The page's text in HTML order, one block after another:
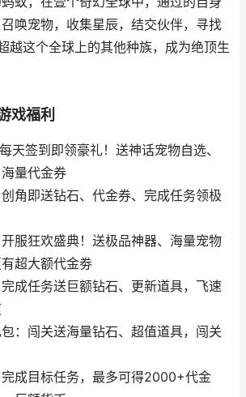
唤宠物，收集星辰，结交伙伴，寻找
越这个全球上的其他种族，成为绝顶生
戏福利
天签到即领豪礼！送神话宠物自选、
量代金券
角即送钻石、代金券、完成任务领极
服狂欢盛典！送极品神器、海量宠物
超大额代金劵
成任务送巨额钻石、更新道具，飞速
：闯关送海量钻石、超值道具，闯关
成目标任务，最多可得2000+代金